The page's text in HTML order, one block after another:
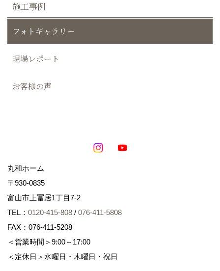
施工事例
フォトギャラリー
現場レポート
お客様の声
丸和ホーム
〒930-0835
富山市上冨居1丁目7-2
TEL： 0120-415-808 / 076-411-5808
FAX：076-411-5208
＜営業時間＞9:00～17:00
＜定休日＞水曜日・木曜日・祝日